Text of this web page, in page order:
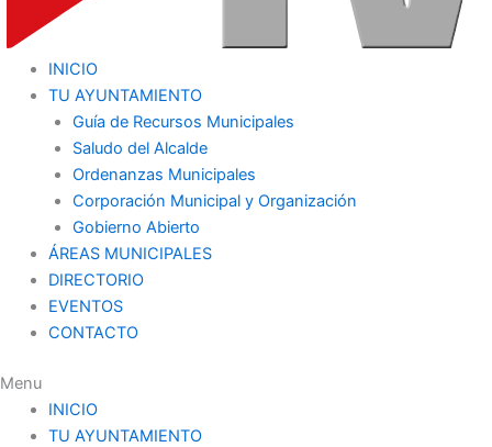
INICIO
TU AYUNTAMIENTO
Guía de Recursos Municipales
Saludo del Alcalde
Ordenanzas Municipales
Corporación Municipal y Organización
Gobierno Abierto
ÁREAS MUNICIPALES
DIRECTORIO
EVENTOS
CONTACTO
Menu
INICIO
TU AYUNTAMIENTO